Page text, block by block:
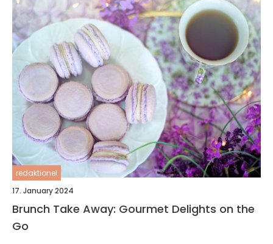
redaktionel
17. January 2024
Brunch Take Away: Gourmet Delights on the
Go